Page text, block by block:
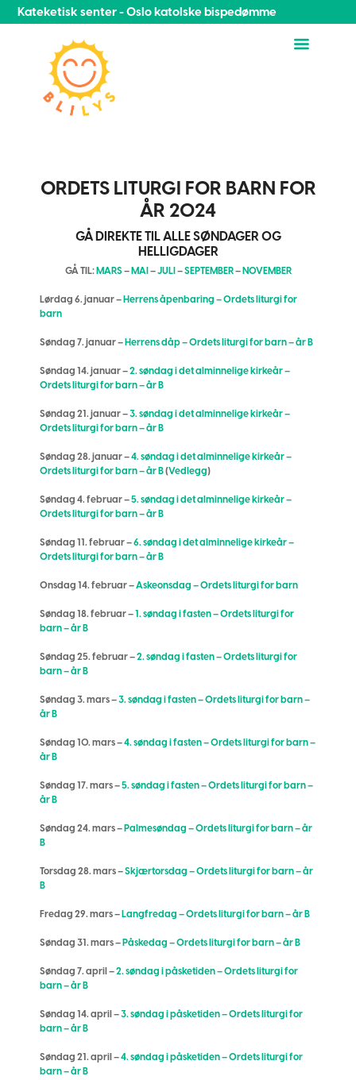
Kateketisk senter - Oslo katolske bispedømme
ORDETS LITURGI FOR BARN FOR
ÅR 2024
GÅ DIREKTE TIL ALLE SØNDAGER OG
HELLIGDAGER
GÅ TIL: MARS– MAI –JULI –SEPTEMBER– NOVEMBER
Lørdag 6. januar – Herrens åpenbaring – Ordets liturgi for
barn
Søndag 7. januar – Herrens dåp – Ordets liturgi for barn – år B
Søndag 14. januar –2. søndag i det alminnelige kirkeår –
Ordets liturgi for barn – år B
Søndag 21. januar –3. søndag i det alminnelige kirkeår –
Ordets liturgi for barn – år B
Søndag 28. januar –4. søndag i det alminnelige kirkeår –
Ordets liturgi for barn – år B(Vedlegg)
Søndag 4. februar –5. søndag i det alminnelige kirkeår –
Ordets liturgi for barn – år B
Søndag 11. februar –6. søndag i det alminnelige kirkeår –
Ordets liturgi for barn – år B
Onsdag 14. februar –Askeonsdag – Ordets liturgi for barn
Søndag 18. februar –1. søndag i fasten – Ordets liturgi for
barn – år B
Søndag 25. februar –2. søndag i fasten – Ordets liturgi for
barn – år B
Søndag 3. mars –3. søndag i fasten – Ordets liturgi for barn –
år B
Søndag 10. mars –4. søndag i fasten – Ordets liturgi for barn –
år B
Søndag 17. mars –5. søndag i fasten – Ordets liturgi for barn –
år B
Søndag 24. mars – Palmesøndag – Ordets liturgi for barn – år
B
Torsdag 28. mars –Skjærtorsdag – Ordets liturgi for barn – år
B
Fredag 29. mars – Langfredag – Ordets liturgi for barn – år B
Søndag 31. mars – Påskedag – Ordets liturgi for barn – år B
Søndag 7. april –2. søndag i påsketiden – Ordets liturgi for
barn – år B
Søndag 14. april –3. søndag i påsketiden – Ordets liturgi for
barn – år B
Søndag 21. april –4. søndag i påsketiden – Ordets liturgi for
barn – år B